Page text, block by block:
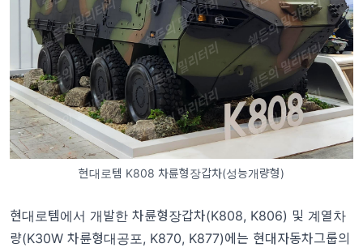
현대로템 K808 차륜형장갑차(성능개량형)
현대로템에서 개발한 차륜형장갑차(K808, K806) 및 계열차
량(K30W 차륜형대공포, K870, K877)에는 현대자동차그룹의